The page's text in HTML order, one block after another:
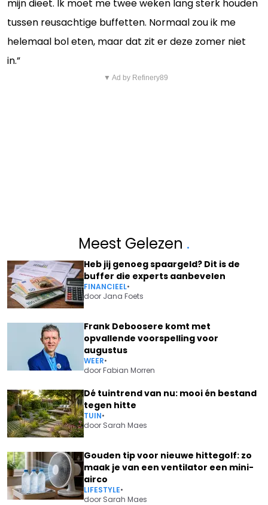
mijn dieet. Ik moet me twee weken lang sterk houden
tussen reusachtige buffetten. Normaal zou ik me
helemaal bol eten, maar dat zit er deze zomer niet
in.”
▼ Ad by Refinery89
Meest Gelezen .
Heb jij genoeg spaargeld? Dit is de
buffer die experts aanbevelen
FINANCIEEL•
door Jana Foets
Frank Deboosere komt met
opvallende voorspelling voor
augustus
WEER•
doorFabian Morren
Dé tuintrend van nu: mooi én bestand
tegen hitte
TUIN•
door Sarah Maes
Gouden tip voor nieuwe hittegolf: zo
maak je van een ventilator een mini-
airco
LIFESTYLE•
door Sarah Maes